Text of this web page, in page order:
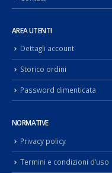
AREA UTENTI
Dettagli account
Storico ordini
Password dimenticata
NORMATIVE
Privacy policy
Termini e condizioni d’uso